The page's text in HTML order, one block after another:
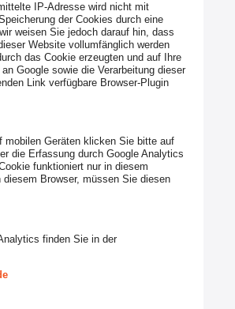
IP-Adresse wird nicht mit
der Cookies durch eine
weisen Sie jedoch darauf hin, dass
Website vollumfänglich werden
das Cookie erzeugten und auf Ihre
Google sowie die Verarbeitung dieser
Link verfügbare Browser-Plugin
mobilen Geräten klicken Sie bitte auf
die Erfassung durch Google Analytics
funktioniert nur in diesem
Browser, müssen Sie diesen
finden Sie in der